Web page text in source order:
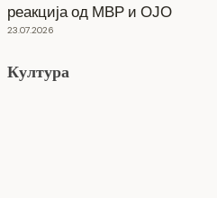
реакција од МВР и ОЈО
23.07.2026
Култура